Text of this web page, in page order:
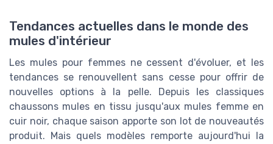
Tendances actuelles dans le monde des
mules d'intérieur
Les mules pour femmes ne cessent d'évoluer, et les
tendances se renouvellent sans cesse pour offrir de
nouvelles options à la pelle. Depuis les classiques
chaussons mules en tissu jusqu'aux mules femme en
cuir noir, chaque saison apporte son lot de nouveautés
produit. Mais quels modèles remporte aujourd'hui la